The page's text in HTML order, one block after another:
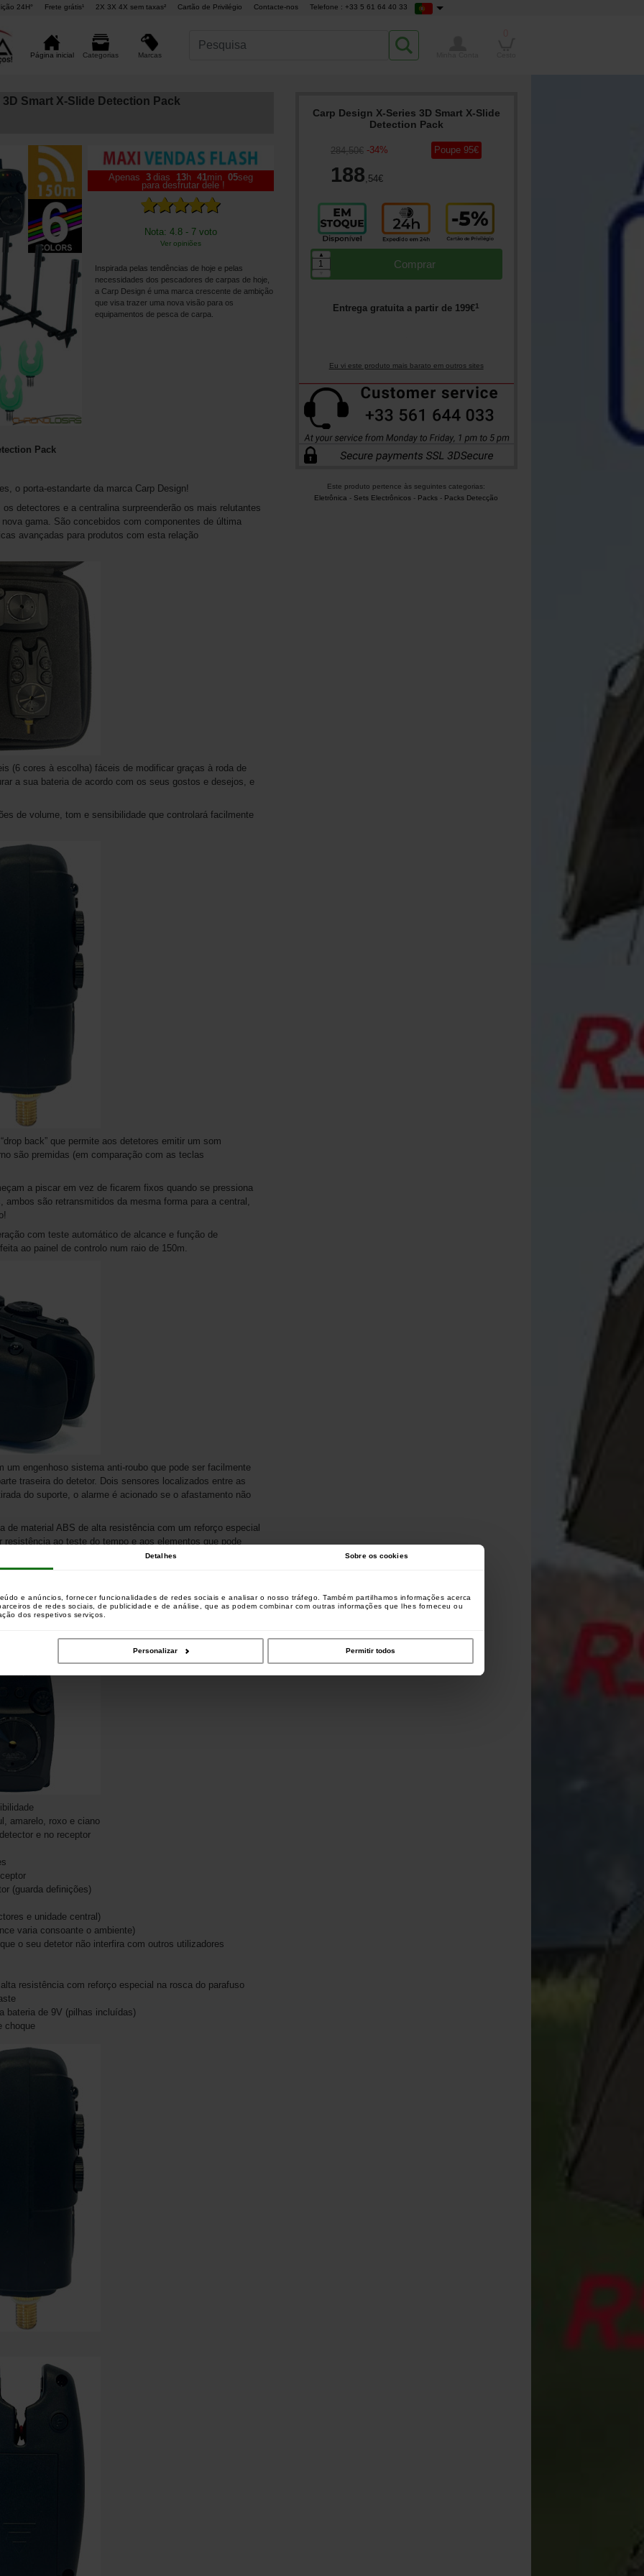
Detalhes Sobre os cookies
e anúncios, fornecer funcionalidades de redes sociais e analisar o nosso tráfego. Também partilhamos informações acerca
de redes sociais, de publicidade e de análise, que as podem combinar com outras informações que lhes forneceu ou
dos respetivos serviços.
Personalizar Permitir todos
24H° Frete grátis¹ 2X 3X 4X sem taxas² Cartão de Privilégio Contacte-nos Telefone : +33 5 61 64 40 33
Página inicial Categorias Marcas
Smart X-Slide Detection Pack
Apenas 3 dias 13h 41 min 04seg
para desfrutar dele !
Nota: 4.8 - 7 voto
Ver opiniões
Inspirada pelas tendências de hoje e pelas
necessidades dos pescadores de carpas de hoje,
a Carp Design é uma marca crescente de ambição
que visa trazer uma nova visão para os
equipamentos de pesca de carpa.
Carp Design X-Series 3D Smart X-Slide
Detection Pack
284,50€ -34%
188,54€
Poupe 95€
Comprar
▲
Entrega gratuita a partir de 199€1
Eu vi este produto mais barato em outros sites
Este produto pertence às seguintes categorias:
Eletrônica - Sets Electrônicos - Packs - Packs Detecção
Pack
o porta-estandarte da marca Carp Design!
detectores e a centralina surpreenderão os mais relutantes
gama. São concebidos com componentes de última
avançadas para produtos com esta relação
​​(6 cores à escolha) fáceis de modificar graças à roda de
a sua bateria de acordo com os seus gostos e desejos, e
de volume, tom e sensibilidade que controlará facilmente
back” que permite aos detetores emitir um som
são premidas (em comparação com as teclas
a piscar em vez de ficarem fixos quando se pressiona
ambos são retransmitidos da mesma forma para a central,
com teste automático de alcance e função de
ao painel de controlo num raio de 150m.
um engenhoso sistema anti-roubo que pode ser facilmente
traseira do detetor. Dois sensores localizados entre as
do suporte, o alarme é acionado se o afastamento não
de material ABS de alta resistência com um reforço especial
resistência ao teste do tempo e aos elementos que pode
de 2,5 mm está presente sob os detetores e proporciona
ligados.
amarelo, roxo e ciano
e no receptor
(guarda definições)
e unidade central)
varia consoante o ambiente)
o seu detetor não interfira com outros utilizadores
resistência com reforço especial na rosca do parafuso
bateria de 9V (pilhas incluídas)
choque